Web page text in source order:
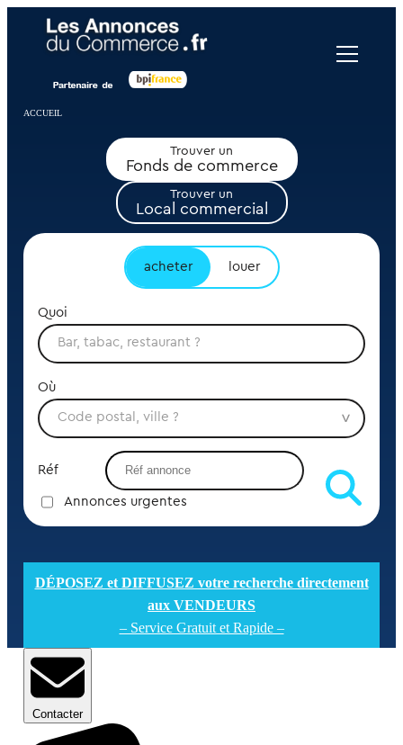
ACCUEIL
Trouver un
Fonds de commerce
Trouver un
Local commercial
acheter louer
Quoi
Où
Réf
Annonces urgentes
DÉPOSEZ et DIFFUSEZ votre recherche directement
aux VENDEURS
– Service Gratuit et Rapide –
Contacter
Panneau de gestion des cookies